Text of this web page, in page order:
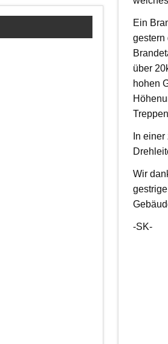
Ein
gestern
über
hohen
In
Wir
-SK-